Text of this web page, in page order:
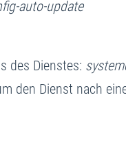
auto-update
des Dienstes:
den Dienst nach